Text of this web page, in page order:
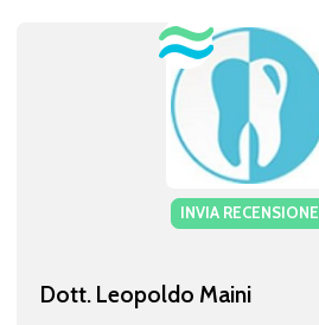
INVIA RECENSIONE
Dott. Leopoldo Maini